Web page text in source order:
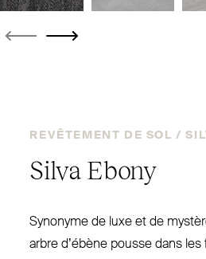
REVÊTEMENT DE SOL /
Silva Ebony
Synonyme de luxe et de
arbre d’ébène pousse dans